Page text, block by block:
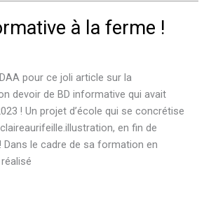
à la ferme !
pour ce joli article sur la
devoir de BD informative qui avait
! Un projet d’école qui se concrétise
en fin de
Dans le cadre de sa formation en